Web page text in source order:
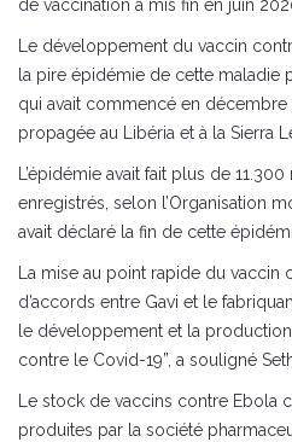
de vaccination a mis fin en juin
Le développement du vaccin
la pire épidémie de cette maladie
qui avait commencé en décembre
propagée au Libéria et à la Sierra
L’épidémie avait fait plus de
enregistrés, selon l’Organisation
avait déclaré la fin de cette
La mise au point rapide du
d’accords entre Gavi et le
le développement et la
contre le Covid-19”, a souligné
Le stock de vaccins contre Ebola
produites par la société